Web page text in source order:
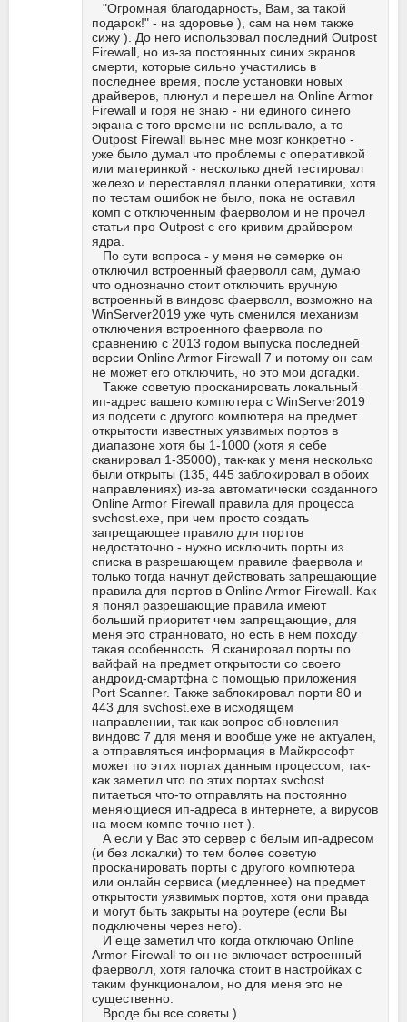
"Огромная благодарность, Вам, за такой
подарок!" - на здоровье ), сам на нем также
сижу ). До него использовал последний Outpost
Firewall, но из-за постоянных синих экранов
смерти, которые сильно участились в
последнее время, после установки новых
драйверов, плюнул и перешел на Online Armor
Firewall и горя не знаю - ни единого синего
экрана с того времени не всплывало, а то
Outpost Firewall вынес мне мозг конкретно -
уже было думал что проблемы с оперативкой
или материнкой - несколько дней тестировал
железо и переставлял планки оперативки, хотя
по тестам ошибок не было, пока не оставил
комп с отключенным фаерволом и не прочел
статьи про Outpost c его кривим драйвером
ядра.
По сути вопроса - у меня не семерке он
отключил встроенный фаерволл сам, думаю
что однозначно стоит отключить вручную
встроенный в виндовс фаерволл, возможно на
WinServer2019 уже чуть сменился механизм
отключения встроенного фаервола по
сравнению с 2013 годом выпуска последней
версии Online Armor Firewall 7 и потому он сам
не может его отключить, но это мои догадки.
Также советую просканировать локальный
ип-адрес вашего компютера с WinServer2019
из подсети с другого компютера на предмет
открытости известных уязвимых портов в
диапазоне хотя бы 1-1000 (хотя я себе
сканировал 1-35000), так-как у меня несколько
были открыты (135, 445 заблокировал в обоих
направлениях) из-за автоматически созданного
Online Armor Firewall правила для процесса
svchost.exe, при чем просто создать
запрещающее правило для портов
недостаточно - нужно исключить порты из
списка в разрешающем правиле фаервола и
только тогда начнут действовать запрещающие
правила для портов в Online Armor Firewall. Как
я понял разрешающие правила имеют
больший приоритет чем запрещающие, для
меня это странновато, но есть в нем походу
такая особенность. Я сканировал порты по
вайфай на предмет открытости со своего
андроид-смартфна с помощью приложения
Port Scanner. Также заблокировал порти 80 и
443 для svchost.exe в исходящем
направлении, так как вопрос обновления
виндовс 7 для меня и вообще уже не актуален,
а отправляться информация в Майкрософт
может по этих портах данным процессом, так-
как заметил что по этих портах svchost
питаеться что-то отправлять на постоянно
меняющиеся ип-адреса в интернете, а вирусов
на моем компе точно нет ).
А если у Вас это сервер с белым ип-адресом
(и без локалки) то тем более советую
просканировать порты с другого компютера
или онлайн сервиса (медленнее) на предмет
открытости уязвимых портов, хотя они правда
и могут быть закрыты на роутере (если Вы
подключены через него).
И еще заметил что когда отключаю Online
Armor Firewall то он не включает встроенный
фаерволл, хотя галочка стоит в настройках с
таким функционалом, но для меня это не
существенно.
Вроде бы все советы )